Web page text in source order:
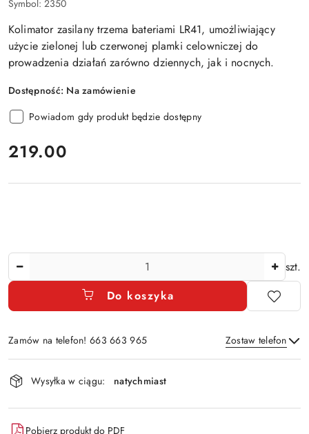
Symbol: 2350
Kolimator zasilany trzema bateriami LR41, umożliwiający
użyciezielonej lubczerwonej plamki celowniczej do
prowadzenia działań zarówno dziennych, jak i nocnych.
Dostępność: Na zamówienie
Powiadom gdy produkt będzie dostępny
cena:
219.00
szt.
Do koszyka
Zamów na telefon! 663 663 965 Zostaw telefon
Dostępność
i
dostawa
Wysyłka w ciągu: natychmiast
Pobierz produkt do PDF